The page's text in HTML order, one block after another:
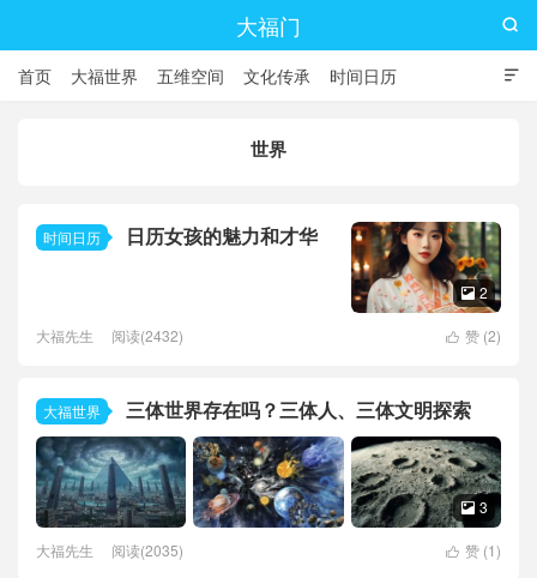
大福门

首页 大福世界 五维空间 文化传承 时间日历

世界
时间日历 日历女孩的魅力和才华
 2
 赞 (2)
大福先生 阅读(2432)
大福世界 三体世界存在吗？三体人、三体文明探索
 3
 赞 (1)
大福先生 阅读(2035)